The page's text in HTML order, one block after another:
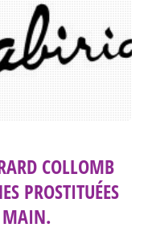
COLLOMB
PROSTITUÉES